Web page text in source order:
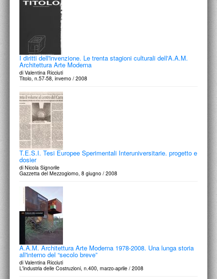
I diritti dell'invenzione. Le trenta stagioni culturali dell'A.A.M.
Architettura Arte Moderna
di Valentina Ricciuti
Titolo, n.57-58, inverno / 2008
T.E.S.I. Tesi Europee Sperimentali Interuniversitarie. progetto e
dosier
di Nicola Signorile
Gazzetta del Mezzogiorno, 8 giugno / 2008
A.A.M. Architettura Arte Moderna 1978-2008. Una lunga storia
all'interno del “secolo breve”
di Valentina Ricciuti
L'industria delle Costruzioni, n.400, marzo-aprile / 2008